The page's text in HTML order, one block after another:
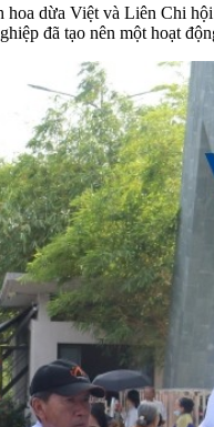
dừa Việt và Liên Chi
đã tạo nên một hoạt